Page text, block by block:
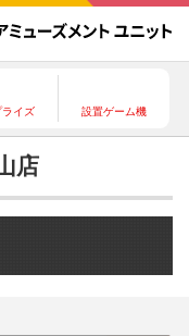
ライズ 設置ゲーム機
店